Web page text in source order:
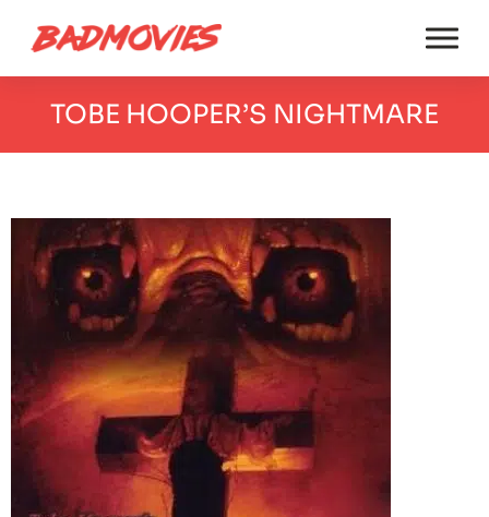
TOBE HOOPER’S NIGHTMARE